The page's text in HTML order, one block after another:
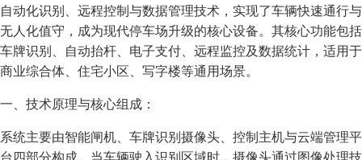
自动化识别、远程控制与数据管理技术，实现了车辆快速通行与
无人化值守，成为现代停车场升级的核心设备。其核心功能包括
车牌识别、自动抬杆、电子支付、远程监控及数据统计，适用于
商业综合体、住宅小区、写字楼等通用场景。
一、技术原理与核心组成：
系统主要由智能闸机、车牌识别摄像头、控制主机与云端管理平